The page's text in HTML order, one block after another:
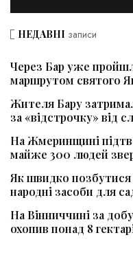
НЕДАВНІ записи
Через Бар уже
маршрутом святого
Жителя Бару
за «відстрочку» від
На Жмеринщині
майже 300 людей
Як швидко позбутися
народні засоби для
На Вінниччині за
охопив понад 8